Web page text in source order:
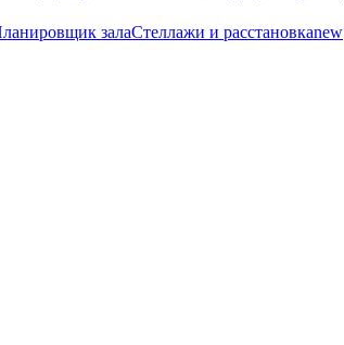
залаСтеллажи и расстановкаnew